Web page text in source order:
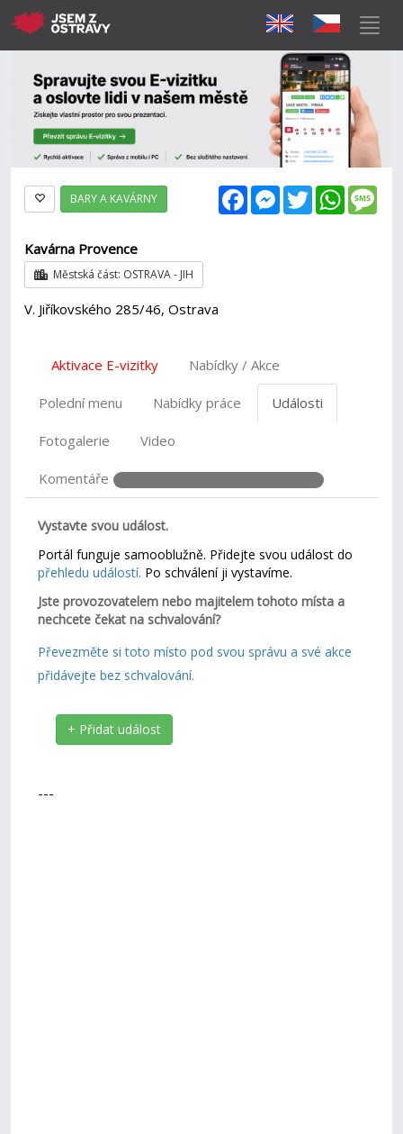
FacebookMessenger
Twitter
BARY A KAVÁRNY
Kavárna Provence
Městská část: OSTRAVA - JIH
V. Jiříkovského 285/46, Ostrava
Aktivace E-vizitky Nabídky / Akce
Polední menu Nabídky práce Události
Fotogalerie Video
Komentáře
Vystavte svou událost.
Portál funguje samooblužně. Přidejte svou událost do
přehledu událostí. Po schválení ji vystavíme.
Jste provozovatelem nebo majitelem tohoto místa a
nechcete čekat na schvalování?
Převezměte si toto místo pod svou správu a své akce
přidávejte bez schvalování.
+ Přidat událost
---